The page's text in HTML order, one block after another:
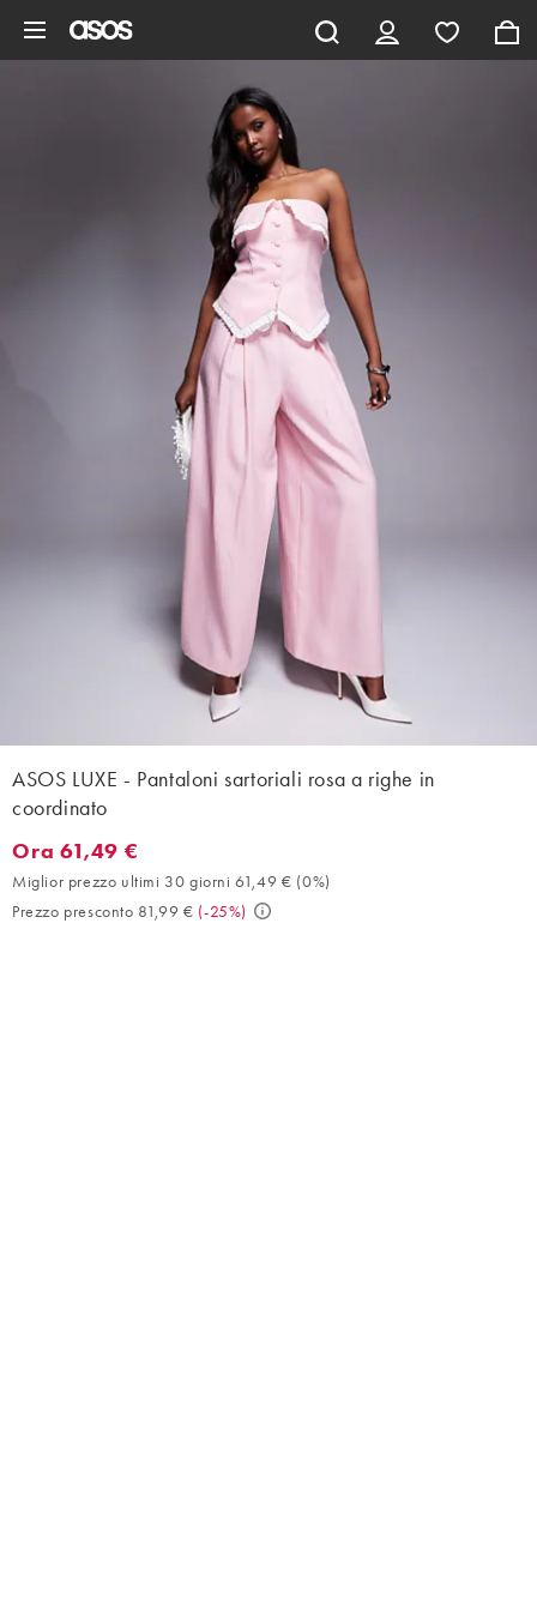
ASOS LUXE - Pantaloni sartoriali rosa a righe in
coordinato
Ora 61,49 €. Miglior prezzo ultimi 30 giorni 61,49 € (0%).
Ora 61,49 €
Miglior prezzo ultimi 30 giorni 61,49 € (0%)
Prezzo presconto 81,99 € (-25%)